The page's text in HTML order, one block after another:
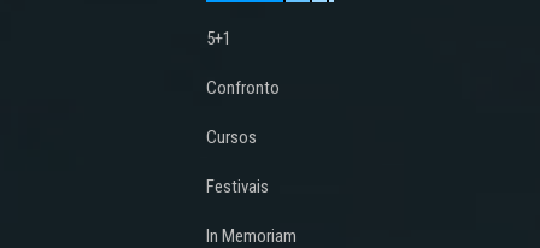
5+1
Confronto
Cursos
Festivais
In Memoriam